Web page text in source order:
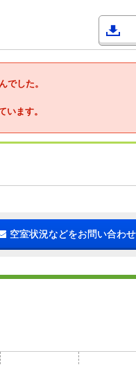
でした。
います。
空室状況などをお問い合わ